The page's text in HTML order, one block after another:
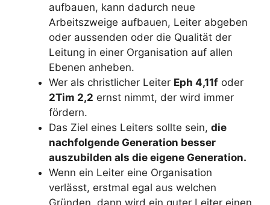
aufbauen, kann dadurch neue
Arbeitszweige aufbauen, Leiter abgeben
oder aussenden oder die Qualität der
Leitung in einer Organisation auf allen
Ebenen anheben.
Wer als christlicher Leiter Eph 4,11f oder
2Tim 2,2 ernst nimmt, der wird immer
fördern.
Das Ziel eines Leiters sollte sein, die
nachfolgende Generation besser
auszubilden als die eigene Generation.
Wenn ein Leiter eine Organisation
verlässt, erstmal egal aus welchen
Gründen, dann wird ein guter Leiter einen